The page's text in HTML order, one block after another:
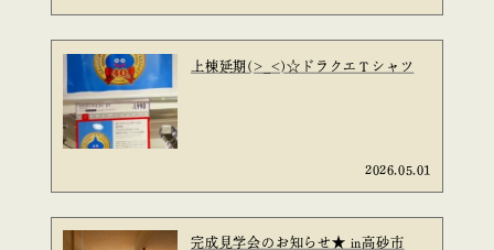
上棟延期(>_<)☆ドラクエＴシャツ
2026.05.01
完成見学会のお知らせ★ in高砂市